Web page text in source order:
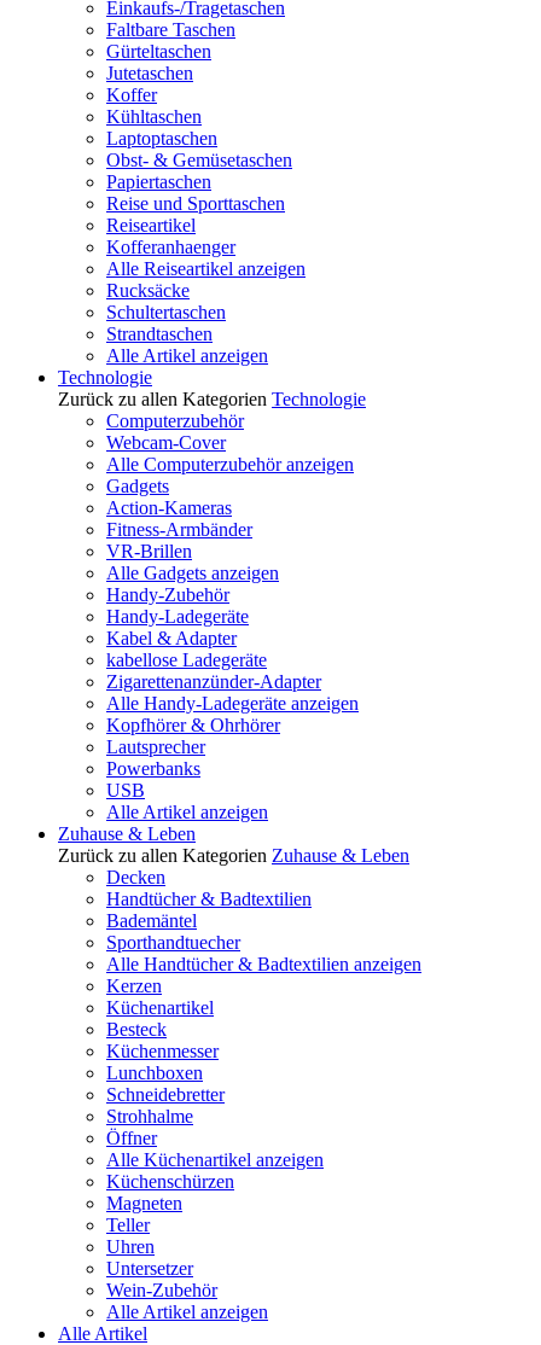
Einkaufs-/Tragetaschen
Faltbare Taschen
Gürteltaschen
Jutetaschen
Koffer
Kühltaschen
Laptoptaschen
Obst- & Gemüsetaschen
Papiertaschen
Reise und Sporttaschen
Reiseartikel
Kofferanhaenger
Alle Reiseartikel anzeigen
Rucksäcke
Schultertaschen
Strandtaschen
Alle Artikel anzeigen
Technologie
Zurück zu allen Kategorien Technologie
Computerzubehör
Webcam-Cover
Alle Computerzubehör anzeigen
Gadgets
Action-Kameras
Fitness-Armbänder
VR-Brillen
Alle Gadgets anzeigen
Handy-Zubehör
Handy-Ladegeräte
Kabel & Adapter
kabellose Ladegeräte
Zigarettenanzünder-Adapter
Alle Handy-Ladegeräte anzeigen
Kopfhörer & Ohrhörer
Lautsprecher
Powerbanks
USB
Alle Artikel anzeigen
Zuhause & Leben
Zurück zu allen Kategorien Zuhause & Leben
Decken
Handtücher & Badtextilien
Bademäntel
Sporthandtuecher
Alle Handtücher & Badtextilien anzeigen
Kerzen
Küchenartikel
Besteck
Küchenmesser
Lunchboxen
Schneidebretter
Strohhalme
Öffner
Alle Küchenartikel anzeigen
Küchenschürzen
Magneten
Teller
Uhren
Untersetzer
Wein-Zubehör
Alle Artikel anzeigen
Alle Artikel